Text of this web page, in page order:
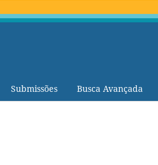
Submissões Busca Avançada